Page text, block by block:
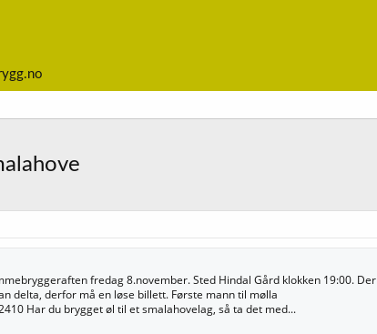
fredag 8.november. Sted Hindal Gård klokken 19:00. Der
delta, derfor må en løse billett. Første mann til mølla
Har du brygget øl til et smalahovelag, så ta det med...